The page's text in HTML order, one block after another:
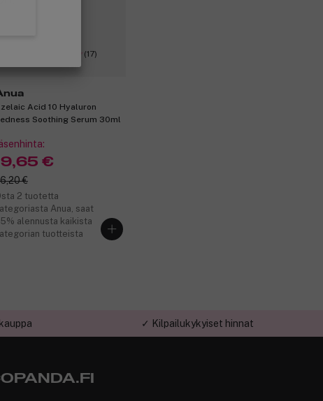
(17)
Acid 10 Hyaluron
Soothing Serum 30ml
€
€
2 tuotetta
Anua, saat
alennusta kaikista
tuotteista
✓ Kilpailukykyiset hinnat